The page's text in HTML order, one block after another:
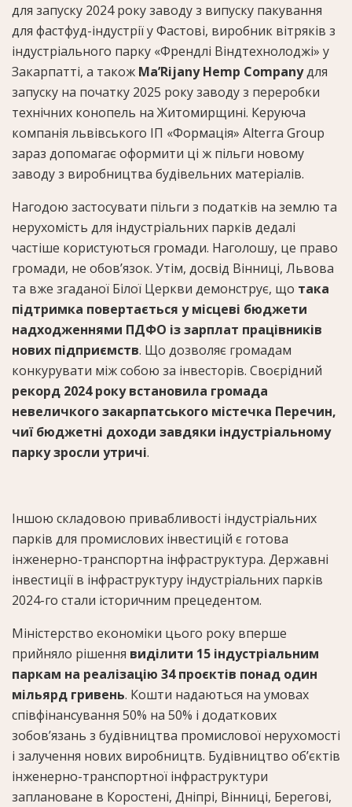
для запуску 2024 року заводу з випуску пакування
для фастфуд-індустрії у Фастові, виробник вітряків з
індустріального парку «Френдлі Віндтехнолоджі» у
Закарпатті, а також Ma’Rijany Hemp Companyдля
запуску на початку 2025 року заводу з переробки
технічних конопель на Житомирщині. Керуюча
компанія львівського ІП «Формація» Alterra Group
зараз допомагає оформити ці ж пільги новому
заводу з виробництва будівельних матеріалів.
Нагодою застосувати пільги з податків на землю та
нерухомість для індустріальних парків дедалі
частіше користуються громади. Наголошу, це право
громади, не обов’язок. Утім, досвід Вінниці, Львова
та вже згаданої Білої Церкви демонструє, що така
підтримка повертається у місцеві бюджети
надходженнями ПДФО із зарплат працівників
нових підприємств. Що дозволяє громадам
конкурувати між собою за інвесторів. Своєрідний
рекорд 2024 року встановила громада
невеличкого закарпатського містечка Перечин,
чиї бюджетні доходи завдяки індустріальному
парку зросли утричі.
Іншою складовою привабливості індустріальних
парків для промислових інвестицій є готова
інженерно-транспортна інфраструктура. Державні
інвестиції в інфраструктуру індустріальних парків
2024-го стали історичним прецедентом.
Міністерство економіки цього року вперше
прийняло рішення виділити 15 індустріальним
паркам на реалізацію 34 проєктів понад один
мільярд гривень. Кошти надаються на умовах
співфінансування 50% на 50% і додаткових
зобов’язань з будівництва промислової нерухомості
і залучення нових виробництв. Будівництво об’єктів
інженерно-транспортної інфраструктури
заплановане в Коростені, Дніпрі, Вінниці, Берегові,